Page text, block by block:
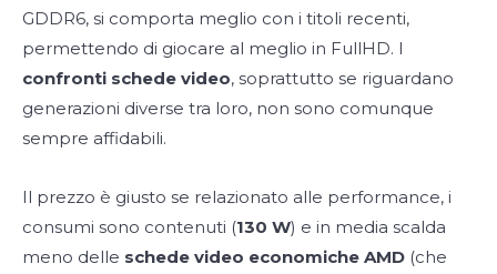
GDDR6, si comporta meglio con i titoli recenti,
permettendo di giocare al meglio in FullHD. I
confronti schede video, soprattutto se riguardano
generazioni diverse tra loro, non sono comunque
sempre affidabili.
Il prezzo è giusto se relazionato alle performance, i
consumi sono contenuti (130 W) e in media scalda
meno delle schede video economiche AMD (che